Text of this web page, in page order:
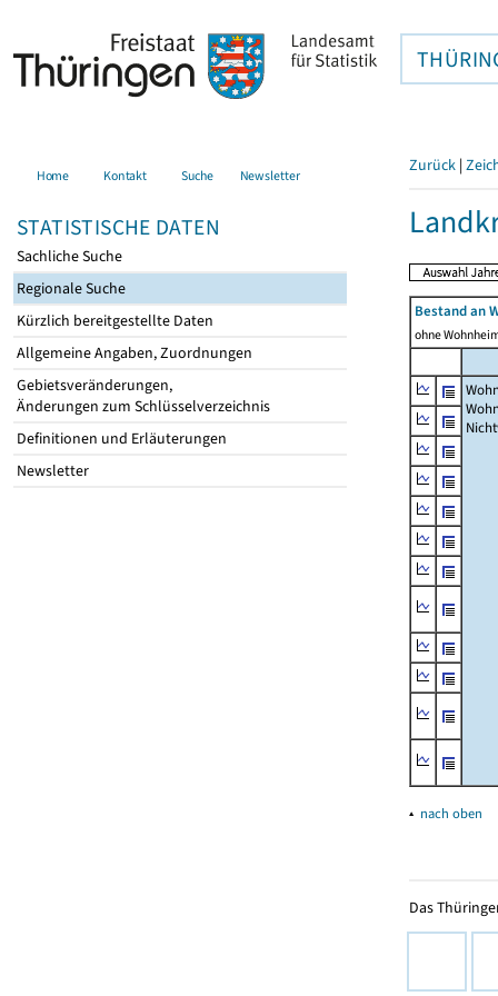
Home Kontakt Suche Newsletter
STATISTISCHE DATEN
Sachliche Suche
Regionale Suche
Kürzlich bereitgestellte Daten
Allgemeine Angaben, Zuordnungen
Gebietsveränderungen,
Änderungen zum Schlüsselverzeichnis
Definitionen und Erläuterungen
Newsletter
Zurück |
Bestand an
ohne
▴ nach oben
Das